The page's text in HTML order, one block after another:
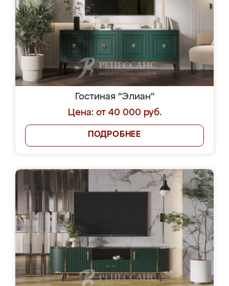
Гостиная "Элиан"
Цена: от 40 000 руб.
ПОДРОБНЕЕ